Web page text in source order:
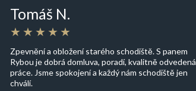
Tomáš N.
Zpevnění a obložení starého schodiště. S panem
Rybou je dobrá domluva, poradí, kvalitně odvedená
práce. Jsme spokojení a každý nám schodiště jen
chválí.